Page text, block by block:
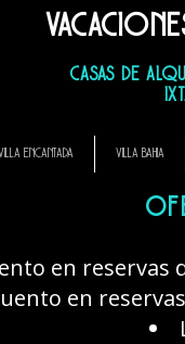
zihuatanejo, El Murmullo La Casa Que Canta, El
CASAS DE
ENCANTADA VILLA BAHIA
en reservas
en